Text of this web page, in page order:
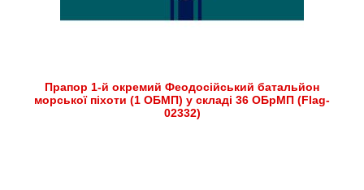
Прапор 1-й окремий Феодосійський батальйон
морської піхоти (1 ОБМП) у складі 36 ОБрМП (Flag-
02332)